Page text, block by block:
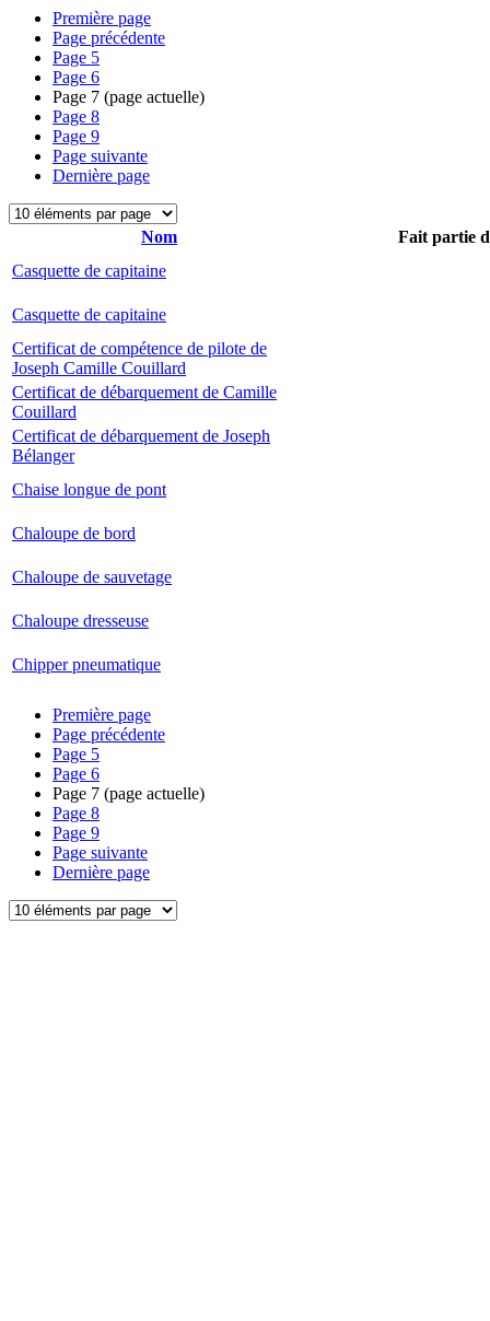
Première page
Page précédente
Page 5
Page 6
Page 7 (page actuelle)
Page 8
Page 9
Page suivante
Dernière page
Nom
Fait partie
Casquette de capitaine
Casquette de capitaine
Certificat de compétence de pilote de
Joseph Camille Couillard
Certificat de débarquement de Camille
Couillard
Certificat de débarquement de Joseph
Bélanger
Chaise longue de pont
Chaloupe de bord
Chaloupe de sauvetage
Chaloupe dresseuse
Chipper pneumatique
Première page
Page précédente
Page 5
Page 6
Page 7 (page actuelle)
Page 8
Page 9
Page suivante
Dernière page